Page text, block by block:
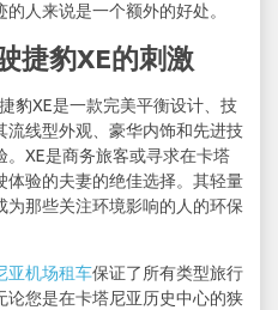
人来说是一个额外的好处。
捷豹XE的刺激
豹XE是一款完美平衡设计、技
线型外观、豪华内饰和先进技
XE是商务旅客或寻求在卡塔
体验的夫妻的绝佳选择。其轻量
那些关注环境影响的人的环保
亚机场租车保证了所有类型旅行
您是在卡塔尼亚历史中心的狭